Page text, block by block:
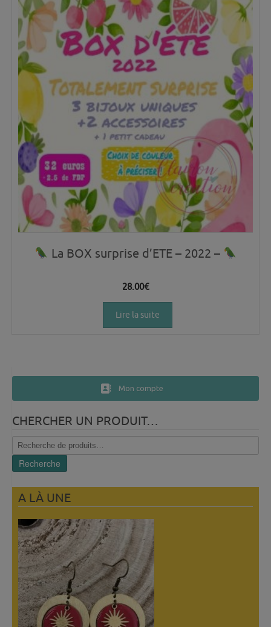
La BOX surprise d’ETE – 2022 –
28.00€
Lire la suite
Mon compte
CHERCHER UN PRODUIT…
Recherche
pour :
Recherche
A LÀ UNE